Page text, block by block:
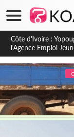
Côte d'Ivoire : CHU
contractuels
arriérés du SMIG